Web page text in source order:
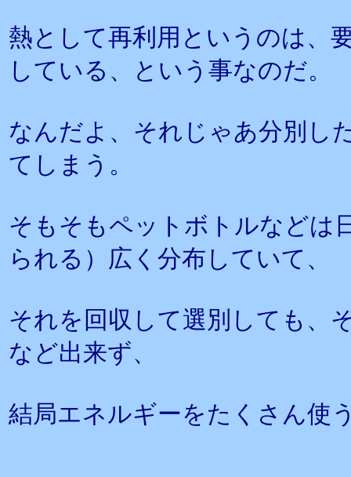
熱として再利用というのは、
している、という事なのだ。
なんだよ、それじゃあ分別し
てしまう。
そもそもペットボトルなどは
られる）広く分布していて、
それを回収して選別しても、
など出来ず、
結局エネルギーをたくさん使